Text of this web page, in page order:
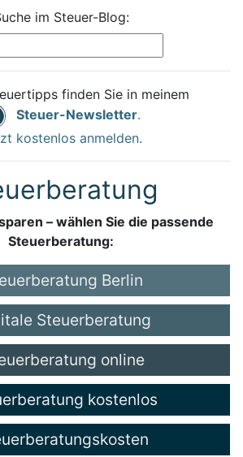
im Steuer-Blog:
finden Sie in meinem
Steuer-Newsletter.
kostenlos anmelden.
– wählen Sie die passende
Steuerberatung:
Berlin
Steuerberatung
online
kostenlos